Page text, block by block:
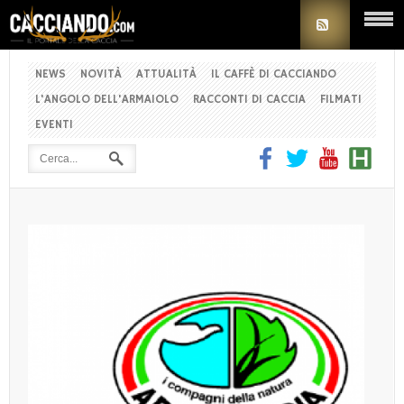
NEWS NOVITÀ ATTUALITÀ
IL CAFFÈ DI CACCIANDO
L'ANGOLO DELL'ARMAIOLO
RACCONTI DI CACCIA
FILMATI
EVENTI